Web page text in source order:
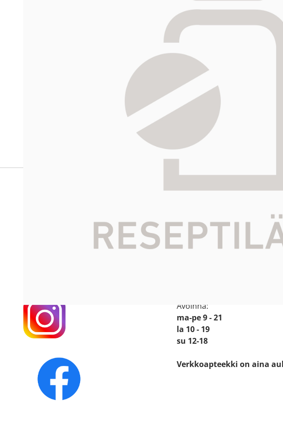
Reseptilääkkeiden tilaaminen edellyttää voimassa olevaa reseptiä, ja voit
-palvelusta. Tilausta varten sinun pitää ensin
tunnistautua. Apteekki käsittelee tilauksesi, jonka jälkeen voit maksaa
Siirry reseptilääketilaukseen
Sellon Apteekki
Katso sijainti kartalla
Avoinna:
ma-pe 9 - 21
la 10 - 19
su 12-18
Verkkoapteekki on aina